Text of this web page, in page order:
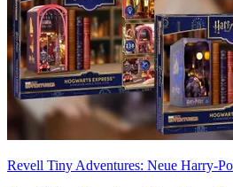
Revell Tiny Adventures: Neue Harry-